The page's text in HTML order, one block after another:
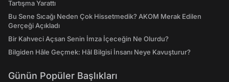
Tartışma Yarattı
Bu Sene Sıcağı Neden Çok Hissetmedik? AKOM Merak Edilen
Gerçeği Açıkladı
Bir Kahveci Açsan Senin İmza İçeceğin Ne Olurdu?
Bilgiden Hâle Geçmek: Hâl Bilgisi İnsanı Neye Kavuşturur?
Günün Popüler Başlıkları